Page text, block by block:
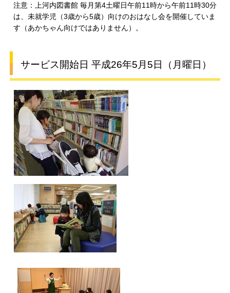
注意：上河内図書館 毎月第4土曜日午前11時から午前11時30分
は、未就学児（3歳から5歳）向けのおはなし会を開催していま
す（あかちゃん向けではありません）。
サービス開始日 平成26年5月5日（月曜日）